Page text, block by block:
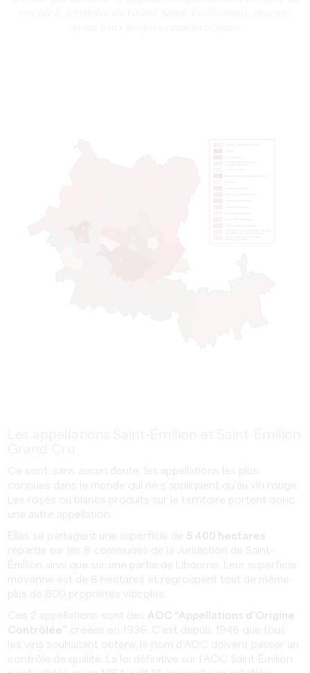
Ce sont, sans aucun doute, les appellations les plus
connues dans le monde qui ne s’appliquent qu’au vin rouge.
Les rosés ou blancs produits sur le territoire portent donc
une autre appellation.
Elles se partagent une superficie de 5 400 hectares
répartie sur les 8 communes de la Juridiction de Saint-
Émilion ainsi que sur une partie de Libourne. Leur superficie
moyenne est de 8 hectares et regroupent tout de même
plus de 800 propriétés viticoles.
Ces 2 appellations sont des AOC “Appellations d’Origine
Contrôlée”
créées en 1936. C’est depuis 1948 que tous
les vins souhaitant obtenir le nom d’AOC doivent passer un
contrôle de qualité. La loi définitive sur l’AOC Saint-Émilion